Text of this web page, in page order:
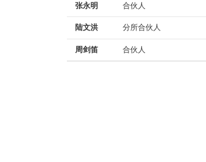
张永明 合伙人
陆文洪 分所合伙人
周剑笛 合伙人